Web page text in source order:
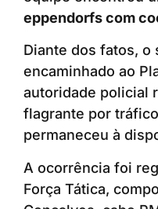
eppendorfs com
Diante dos fatos, o
encaminhado ao
autoridade policial
flagrante por
permaneceu à
A ocorrência foi
Força Tática,